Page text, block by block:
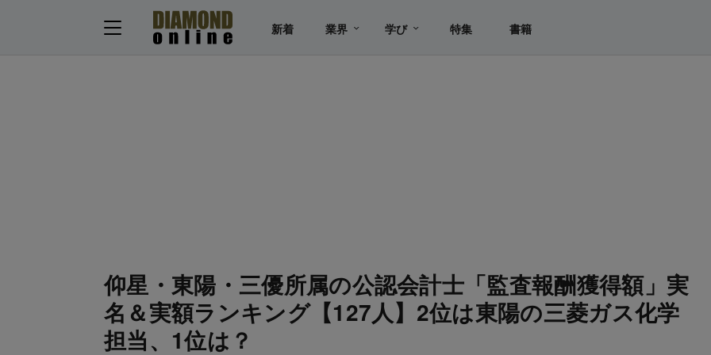
新着 業界 学び 特集 書籍
仰星・東陽・三優所属の公認会計士「監査報酬獲得額」実
名＆実額ランキング【127人】2位は東陽の三菱ガス化学
担当、1位は？